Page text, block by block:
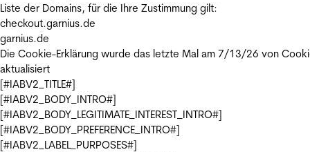
Liste der Domains, für die Ihre Zustimmung gilt:
checkout.garnius.de
garnius.de
Die Cookie-Erklärung wurde das letzte Mal am 7/13/26 von
aktualisiert
[#IABV2_TITLE#]
[#IABV2_BODY_INTRO#]
[#IABV2_BODY_LEGITIMATE_INTEREST_INTRO#]
[#IABV2_BODY_PREFERENCE_INTRO#]
[#IABV2_LABEL_PURPOSES#]